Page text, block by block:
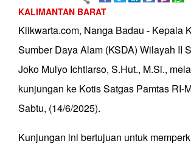
KALIMANTAN BARAT
Klikwarta.com, Nanga Badau - Kepala
Sumber Daya Alam (KSDA) Wilayah II
Joko Mulyo Ichtiarso, S.Hut., M.Si.,
kunjungan ke Kotis Satgas Pamtas RI-
Sabtu, (14/6/2025).
Kunjungan ini bertujuan untuk